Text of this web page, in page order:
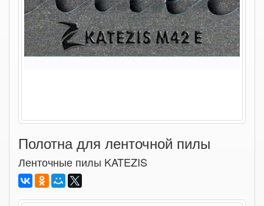
Полотна для ленточной пилы
Ленточные пилы KATEZIS